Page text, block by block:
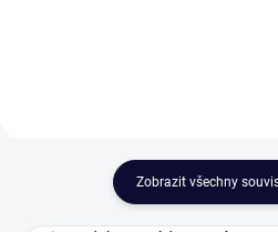
Zobrazit všechny